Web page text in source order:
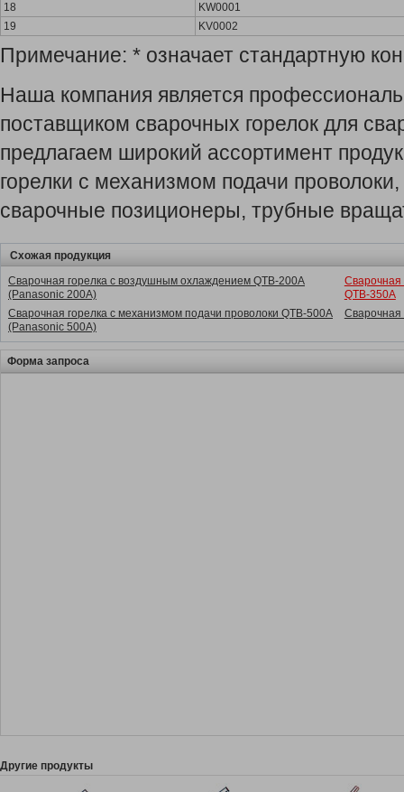
18
KW0001
19
KV0002
Примечание: * означает стандартную
Наша компания является
поставщиком сварочных горелок для
предлагаем широкий ассортимент
горелки с механизмом подачи
сварочные позиционеры, трубные
Схожая продукция
Сварочная горелка с воздушным охлаждением QTB-200A
(Panasonic 200A)
Сварочная
QTB-350A
Сварочная горелка с механизмом подачи проволоки QTB-500A
(Panasonic 500A)
Сварочная
Форма запроса
Другие продукты